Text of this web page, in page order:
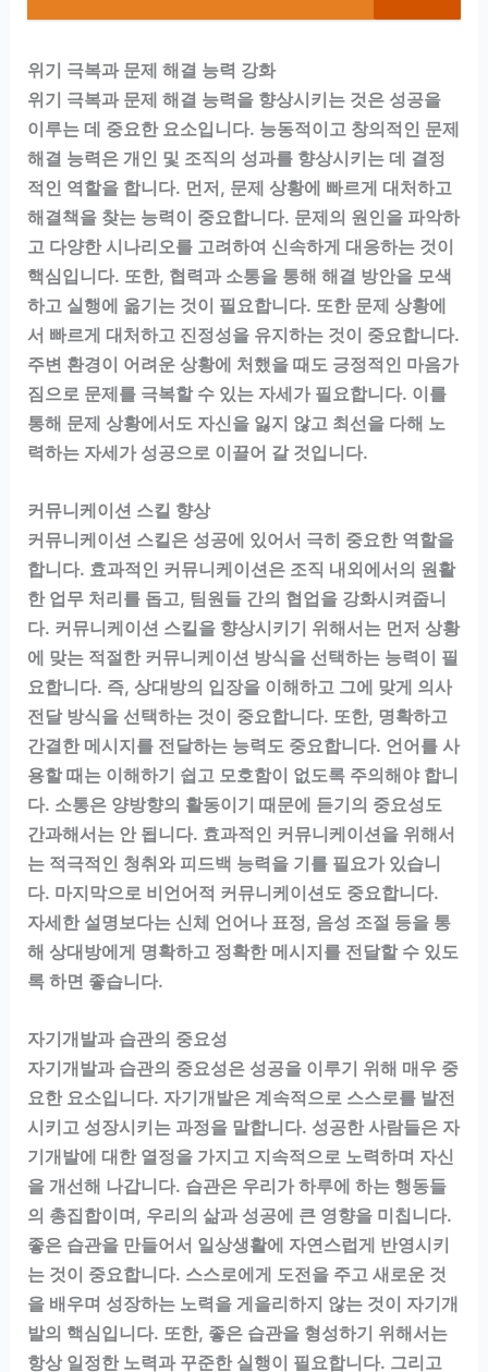
위기 극복과 문제 해결 능력 강화
위기 극복과 문제 해결 능력을 향상시키는 것은 성공을
이루는 데 중요한 요소입니다. 능동적이고 창의적인 문제
해결 능력은 개인 및 조직의 성과를 향상시키는 데 결정
적인 역할을 합니다. 먼저, 문제 상황에 빠르게 대처하고
해결책을 찾는 능력이 중요합니다. 문제의 원인을 파악하
고 다양한 시나리오를 고려하여 신속하게 대응하는 것이
핵심입니다. 또한, 협력과 소통을 통해 해결 방안을 모색
하고 실행에 옮기는 것이 필요합니다. 또한 문제 상황에
서 빠르게 대처하고 진정성을 유지하는 것이 중요합니다.
주변 환경이 어려운 상황에 처했을 때도 긍정적인 마음가
짐으로 문제를 극복할 수 있는 자세가 필요합니다. 이를
통해 문제 상황에서도 자신을 잃지 않고 최선을 다해 노
력하는 자세가 성공으로 이끌어 갈 것입니다.
커뮤니케이션 스킬 향상
커뮤니케이션 스킬은 성공에 있어서 극히 중요한 역할을
합니다. 효과적인 커뮤니케이션은 조직 내외에서의 원활
한 업무 처리를 돕고, 팀원들 간의 협업을 강화시켜줍니
다. 커뮤니케이션 스킬을 향상시키기 위해서는 먼저 상황
에 맞는 적절한 커뮤니케이션 방식을 선택하는 능력이 필
요합니다. 즉, 상대방의 입장을 이해하고 그에 맞게 의사
전달 방식을 선택하는 것이 중요합니다. 또한, 명확하고
간결한 메시지를 전달하는 능력도 중요합니다. 언어를 사
용할 때는 이해하기 쉽고 모호함이 없도록 주의해야 합니
다. 소통은 양방향의 활동이기 때문에 듣기의 중요성도
간과해서는 안 됩니다. 효과적인 커뮤니케이션을 위해서
는 적극적인 청취와 피드백 능력을 기를 필요가 있습니
다. 마지막으로 비언어적 커뮤니케이션도 중요합니다.
자세한 설명보다는 신체 언어나 표정, 음성 조절 등을 통
해 상대방에게 명확하고 정확한 메시지를 전달할 수 있도
록 하면 좋습니다.
자기개발과 습관의 중요성
자기개발과 습관의 중요성은 성공을 이루기 위해 매우 중
요한 요소입니다. 자기개발은 계속적으로 스스로를 발전
시키고 성장시키는 과정을 말합니다. 성공한 사람들은 자
기개발에 대한 열정을 가지고 지속적으로 노력하며 자신
을 개선해 나갑니다. 습관은 우리가 하루에 하는 행동들
의 총집합이며, 우리의 삶과 성공에 큰 영향을 미칩니다.
좋은 습관을 만들어서 일상생활에 자연스럽게 반영시키
는 것이 중요합니다. 스스로에게 도전을 주고 새로운 것
을 배우며 성장하는 노력을 게을리하지 않는 것이 자기개
발의 핵심입니다. 또한, 좋은 습관을 형성하기 위해서는
항상 일정한 노력과 꾸준한 실행이 필요합니다. 그리고